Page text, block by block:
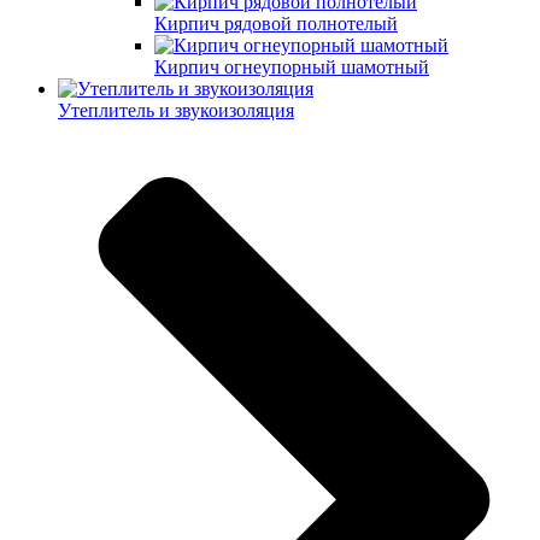
Кирпич рядовой полнотелый
Кирпич огнеупорный шамотный
Утеплитель и звукоизоляция